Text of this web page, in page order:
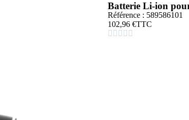
Batterie Li-ion
Référence : 589586101
102,96 €TTC
    